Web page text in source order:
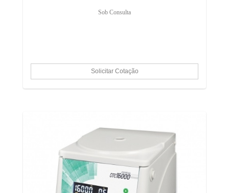
Sob Consulta